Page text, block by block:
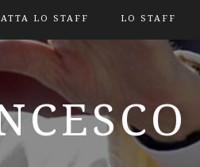
LO STAFF LO STAFF